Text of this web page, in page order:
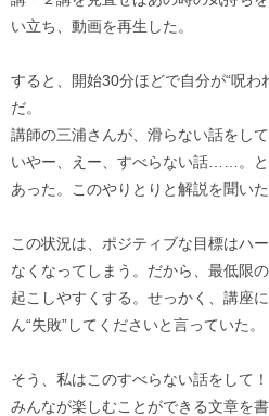
い立ち、動画を再生した。
すると、開始30分ほどで自分が“呪わ
だ。
講師の三浦さんが、滑らない話をし
いやー、えー、すべらない話……。
あった。このやりとりと解説を聞い
この状況は、ポジティブな目標はハ
なくなってしまう。だから、最低限
起こしやすくする。せっかく、講座
ん“失敗”してくださいと言っていた。
そう、私はこのすべらない話をして
みんなが楽しむことができる文章を